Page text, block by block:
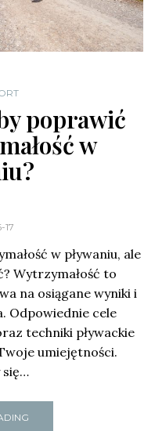
poprawić
w
17
w pływaniu, ale
Wytrzymałość to
na osiągane wyniki i
Odpowiednie cele
techniki pływackie
umiejętności.
się…